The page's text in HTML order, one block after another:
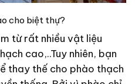
cho biệt thự?
từ rất nhiều vật liệu
cao,..Tuy nhiên, bạn
thay thế cho phào thạch